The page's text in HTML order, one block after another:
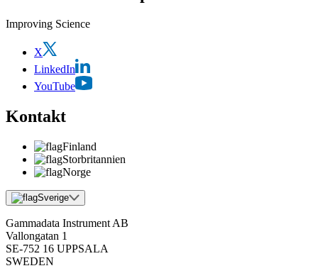
Improving Science
X
LinkedIn
YouTube
Kontakt
Finland
Storbritannien
Norge
Sverige
Gammadata Instrument AB
Vallongatan 1
SE-752 16 UPPSALA
SWEDEN